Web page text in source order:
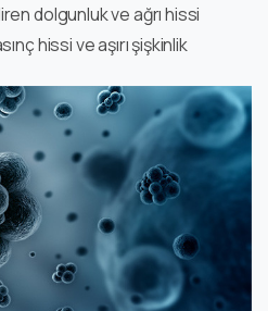
dolgunluk ve ağrı hissi
hissi ve aşırı şişkinlik